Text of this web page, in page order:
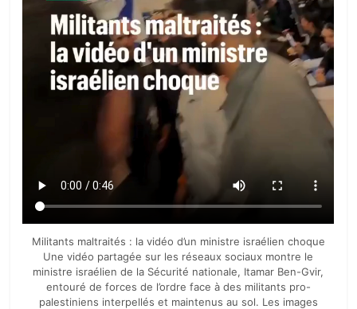
Militants maltraités : la vidéo d’un ministre israélien choque
Une vidéo partagée sur les réseaux sociaux montre le
ministre israélien de la Sécurité nationale, Itamar Ben-Gvir,
entouré de forces de l’ordre face à des militants pro-
palestiniens interpellés et maintenus au sol. Les images